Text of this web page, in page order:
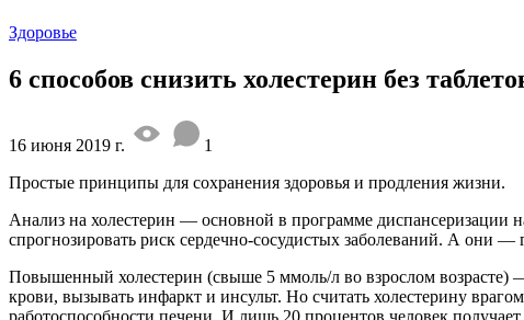
Здоровье
6 способов снизить холестерин без
16 июня 2019 г.
1
Простые принципы для сохранения здоровья и продления жизни.
Анализ на холестерин — основной в программе диспансеризации
спрогнозировать риск сердечно-сосудистых заболеваний. А они
Повышенный холестерин (свыше 5 ммоль/л во взрослом возрасте)
крови, вызывать инфаркт и инсульт. Но считать холестерину
работоспособности печени. И лишь 20 процентов человек